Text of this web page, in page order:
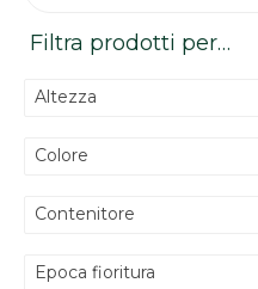
Filtra prodotti per…
Altezza
Colore
Contenitore
Epoca fioritura